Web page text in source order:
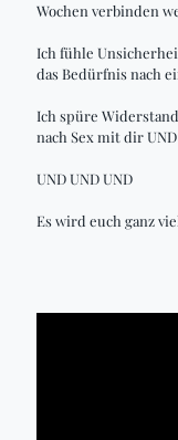
Wochen verbinden
Ich fühle
das Bedürfnis nach
Ich spüre
nach Sex mit dir
UND UND UND
Es wird euch ganz